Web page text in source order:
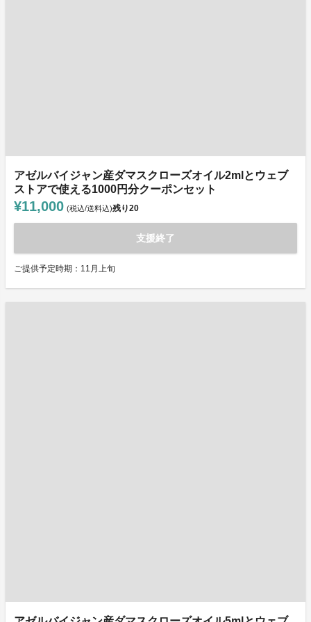
アゼルバイジャン産ダマスクローズオイル2mlとウェブ
ストアで使える1000円分クーポンセット
¥11,000 (税込/送料込)残り20
支援終了
ご提供予定時期：11月上旬